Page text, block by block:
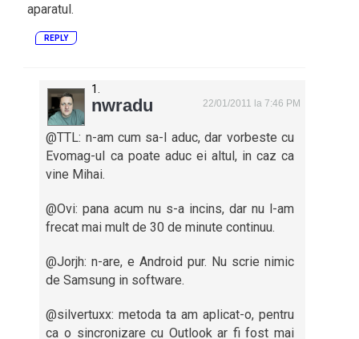
aparatul.
REPLY
nwradu 22/01/2011 la 7:46 PM
@TTL: n-am cum sa-l aduc, dar vorbeste cu
Evomag-ul ca poate aduc ei altul, in caz ca
vine Mihai.
@Ovi: pana acum nu s-a incins, dar nu l-am
frecat mai mult de 30 de minute continuu.
@Jorjh: n-are, e Android pur. Nu scrie nimic
de Samsung in software.
@silvertuxx: metoda ta am aplicat-o, pentru
ca o sincronizare cu Outlook ar fi fost mai